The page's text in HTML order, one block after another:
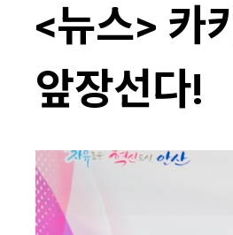
<뉴스> 카
앞장선다!